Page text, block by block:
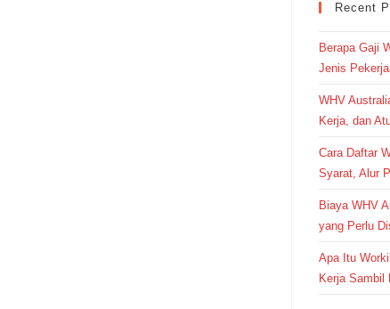
Recent
Berapa Gaji
Jenis
WHV
Kerja, dan
Cara Daftar
Syarat, Alur
Biaya WHV
yang Perlu
Apa Itu
Kerja Sambil